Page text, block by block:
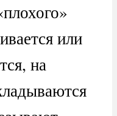
или
на